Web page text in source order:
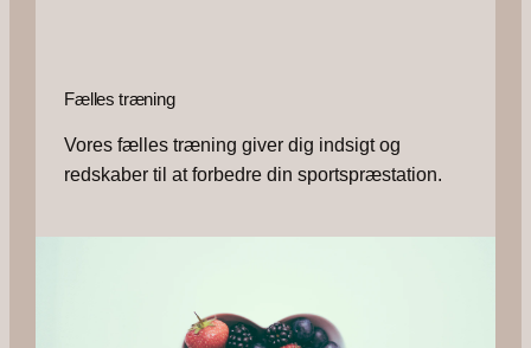
Fælles træning
Vores fælles træning giver dig indsigt og
redskaber til at forbedre din sportspræstation.